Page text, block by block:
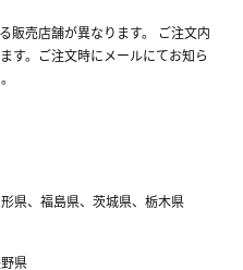
販売店舗が異なります。 ご注文内
す。ご注文時にメールにてお知ら
県、福島県、茨城県、栃木県
県